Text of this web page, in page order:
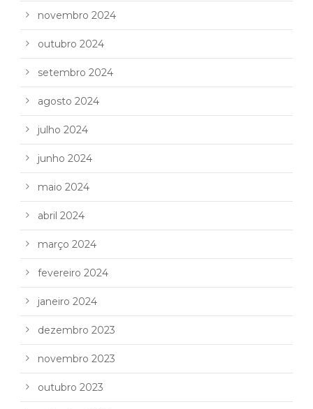
novembro 2024
outubro 2024
setembro 2024
agosto 2024
julho 2024
junho 2024
maio 2024
abril 2024
março 2024
fevereiro 2024
janeiro 2024
dezembro 2023
novembro 2023
outubro 2023